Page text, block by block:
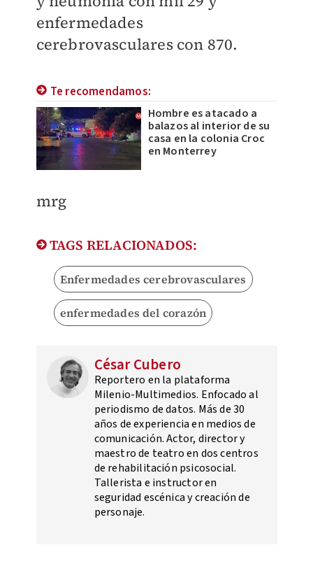
enfermedades
cerebrovasculares con 870.
Te recomendamos:
Hombre es atacado a
balazos al interior de su
casa en la colonia Croc
en Monterrey
mrg
TAGS RELACIONADOS:
Enfermedades cerebrovasculares
enfermedades del corazón
César Cubero
Reportero en la plataforma
Milenio-Multimedios. Enfocado al
periodismo de datos. Más de 30
años de experiencia en medios de
comunicación. Actor, director y
maestro de teatro en dos centros
de rehabilitación psicosocial.
Tallerista e instructor en
seguridad escénica y creación de
personaje.